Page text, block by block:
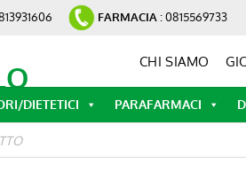
FARMACIA : 0815569733
CHI SIAMO
DIETETICI PARAFARMACI